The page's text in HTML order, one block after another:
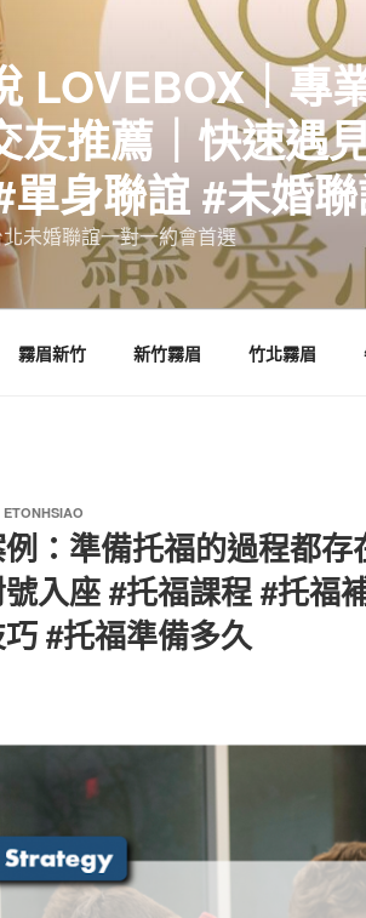
LOVEBOX｜專
友推薦｜快速遇
單身聯誼 #未婚
未婚聯誼一對一約會首選
霧眉新竹 新竹霧眉 竹北霧眉
ETONHSIAO
：準備托福的過程都存
入座 #托福課程 #托福
#托福準備多久